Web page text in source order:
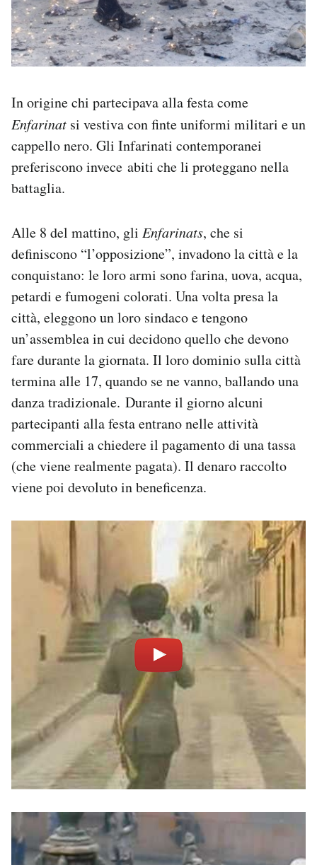
In origine chi partecipava alla festa come
Enfarinat si vestiva con finte uniformi militari e un
cappello nero. Gli Infarinati contemporanei
preferiscono invece abiti che li proteggano nella
battaglia.
Alle 8 del mattino, gli Enfarinats, che si
definiscono “l’opposizione”, invadono la città e la
conquistano: le loro armi sono farina, uova, acqua,
petardi e fumogeni colorati. Una volta presa la
città, eleggono un loro sindaco e tengono
un’assemblea in cui decidono quello che devono
fare durante la giornata. Il loro dominio sulla città
termina alle 17, quando se ne vanno, ballando una
danza tradizionale. Durante il giorno alcuni
partecipanti alla festa entrano nelle attività
commerciali a chiedere il pagamento di una tassa
(che viene realmente pagata). Il denaro raccolto
viene poi devoluto in beneficenza.